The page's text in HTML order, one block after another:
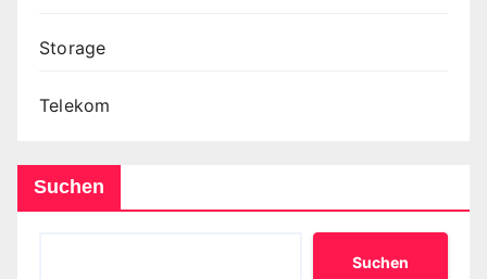
Storage
Telekom
Suchen
Suchen